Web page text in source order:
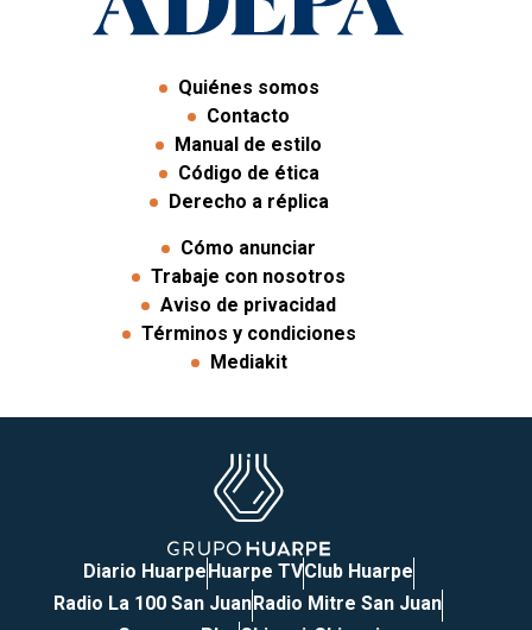
Quiénes somos
Contacto
Manual de estilo
Código de ética
Derecho a réplica
Cómo anunciar
Trabaje con nosotros
Aviso de privacidad
Términos y condiciones
Mediakit
Diario HuarpeHuarpe TVClub Huarpe
Radio La 100 San JuanRadio Mitre San Juan